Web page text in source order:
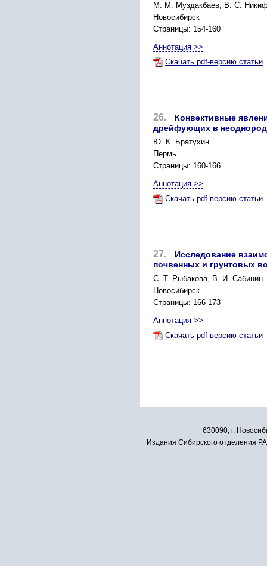
М. М. Муздакбаев, В. С.
Новосибирск
Страницы: 154-160
Аннотация >>
Скачать pdf-версию статьи
26.
Конвективные
дрейфующих в
Ю. К. Братухин
Пермь
Страницы: 160-166
Аннотация >>
Скачать pdf-версию статьи
27.
Исследование
почвенных и грунтовых
С. Т. Рыбакова, В. И. Сабинин
Новосибирск
Страницы: 166-173
Аннотация >>
Скачать pdf-версию статьи
630090, г.
Издания Сибирского отделения